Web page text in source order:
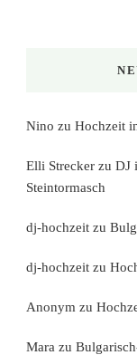
Nino zu Hochzeit
Elli Strecker zu DJ
Steintormasch
dj-hochzeit zu
dj-hochzeit zu
Anonym zu
Mara zu